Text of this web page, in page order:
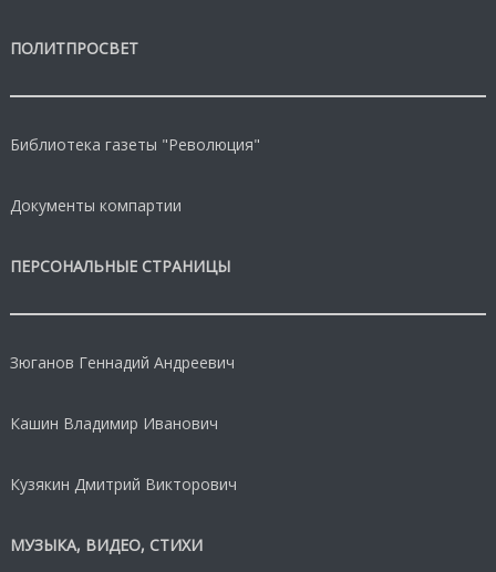
ПОЛИТПРОСВЕТ
Библиотека газеты "Революция"
Документы компартии
ПЕРСОНАЛЬНЫЕ СТРАНИЦЫ
Зюганов Геннадий Андреевич
Кашин Владимир Иванович
Кузякин Дмитрий Викторович
МУЗЫКА, ВИДЕО, СТИХИ